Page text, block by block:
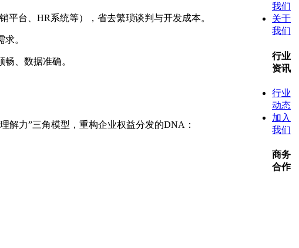
台、HR系统等），省去繁琐谈判与开发成本。
。
、数据准确。
解力”三角模型，重构企业权益分发的DNA：
我们
关于
我们
行业
资讯
行业
动态
加入
我们
商务
合作